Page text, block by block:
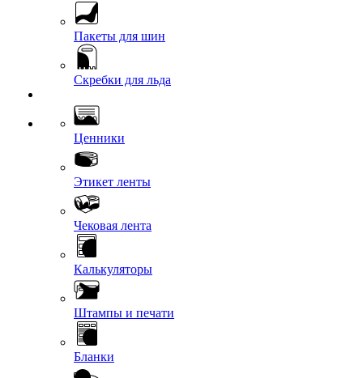
Пакеты для шин
Скребки для льда
Ценники
Этикет ленты
Чековая лента
Калькуляторы
Штампы и печати
Бланки